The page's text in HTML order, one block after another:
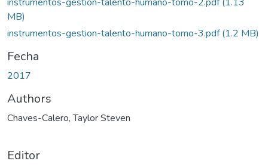
MB)
instrumentos-gestion-talento-humano-tomo-3.pdf(1.2 MB)
Fecha
2017
Authors
Chaves-Calero, Taylor Steven
Editor